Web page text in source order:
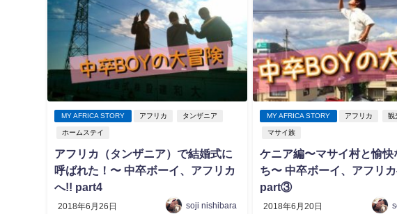
MY AFRICA STORY アフリカ タンザニア
ホームステイ
アフリカ（タンザニア）で結婚式に
呼ばれた！〜 中卒ボーイ、アフリカ
へ!! part4
2018年6月26日 soji nishibara
MY AFRICA STORY アフリカ 観
マサイ族
ケニア編〜マサイ村と愉快
ち〜 中卒ボーイ、アフリ
part③
2018年6月20日